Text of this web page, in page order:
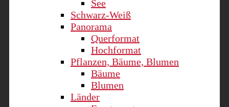
See
Schwarz-Weiß
Panorama
Querformat
Hochformat
Pflanzen, Bäume, Blumen
Bäume
Blumen
Länder